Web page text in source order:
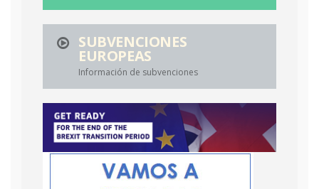
SUBVENCIONES
EUROPEAS
Información de subvenciones